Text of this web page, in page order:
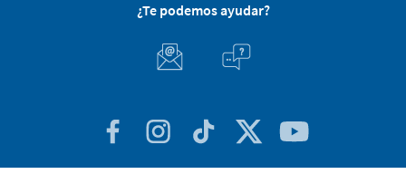
¿Te podemos ayudar?